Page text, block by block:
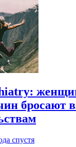
бросают
спустя